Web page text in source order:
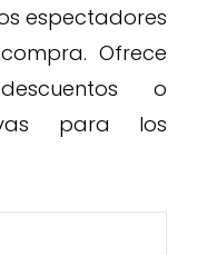
espectadores
Ofrece
o
para los